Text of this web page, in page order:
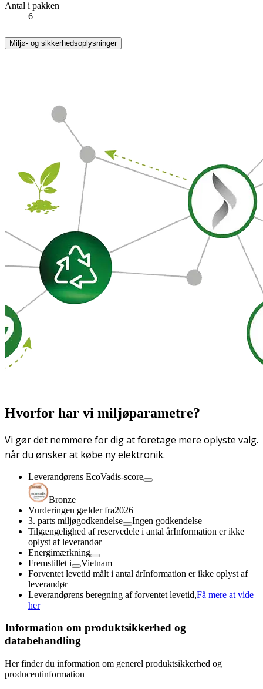
Antal i pakken
6
Miljø- og sikkerhedsoplysninger
Hvorfor har vi miljøparametre?
Vi gør det nemmere for dig at foretage mere oplyste valg.
når du ønsker at købe ny elektronik.
Leverandørens EcoVadis-score
Bronze
Vurderingen gælder fra2026
3. parts miljøgodkendelse
Ingen godkendelse
Tilgængelighed af reservedele i antal årInformation er ikke
oplyst af leverandør
Energimærkning
Fremstillet i
Vietnam
Forventet levetid målt i antal årInformation er ikke oplyst af
leverandør
Leverandørens beregning af forventet levetid,Få mere at vide
her
Information om produktsikkerhed og
databehandling
Her finder du information om generel produktsikkerhed og
producentinformation